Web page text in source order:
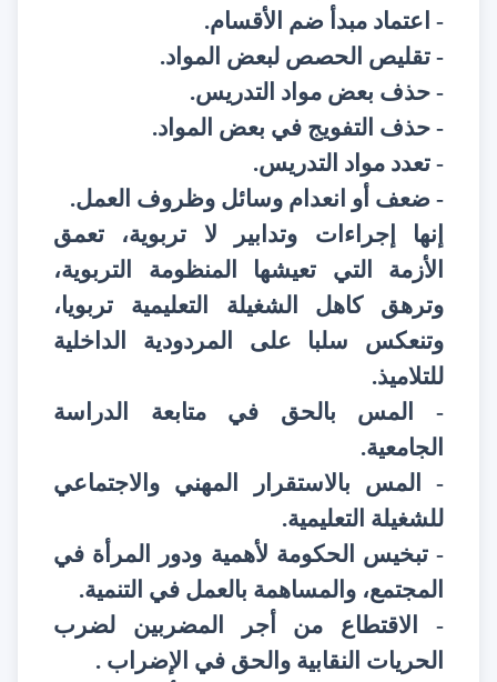
- اعتماد مبدأ ضم الأقسام.
- تقليص الحصص لبعض المواد.
- حذف بعض مواد التدريس.
- حذف التفويج في بعض المواد.
- تعدد مواد التدريس.
- ضعف أو انعدام وسائل وظروف العمل.
إنها إجراءات وتدابير لا تربوية، تعمق
الأزمة التي تعيشها المنظومة التربوية،
وترهق كاهل الشغيلة التعليمية تربويا،
وتنعكس سلبا على المردودية الداخلية
للتلاميذ.
- المس بالحق في متابعة الدراسة
الجامعية.
- المس بالاستقرار المهني والاجتماعي
للشغيلة التعليمية.
- تبخيس الحكومة لأهمية ودور المرأة في
المجتمع، والمساهمة بالعمل في التنمية.
- الاقتطاع من أجر المضربين لضرب
الحريات النقابية والحق في الإضراب .